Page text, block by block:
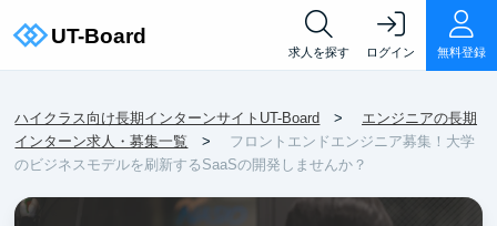
求人を探す ログイン 無料登録
ハイクラス向け長期インターンサイトUT-Board
エンジニアの長期
インターン求人・募集一覧
フロントエンドエンジニア募集！大学
のビジネスモデルを刷新するSaaSの開発しませんか？